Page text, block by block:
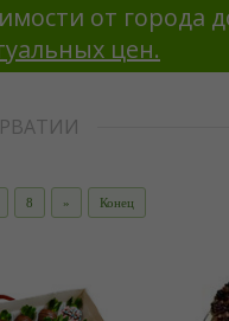
от города
цен.
8 » Конец